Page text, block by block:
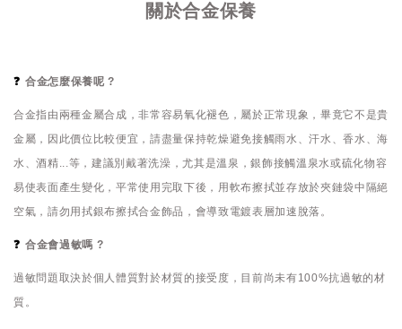
關於合金保養
❓ 合金怎麼保養呢 ?
合金指由兩種金屬合成，非常容易氧化褪色，屬於正常現象，畢竟它不是貴
金屬，因此價位比較便宜， 請盡量保持乾燥避免接觸雨水、汗水、香水、海
水、酒精...等，建議別戴著洗澡，尤其是溫泉，銀飾接觸溫泉水或硫化物容
易使表面產生變化，平常使用完取下後，用軟布擦拭並存放於夾鏈袋中隔絕
空氣，請勿用拭銀布擦拭合金飾品，會導致電鍍表層加速脫落 。
❓ 合金會過敏嗎 ?
過敏問題取決於個人體質對於材質的接受度，目前尚未有100%抗過敏的材
質。